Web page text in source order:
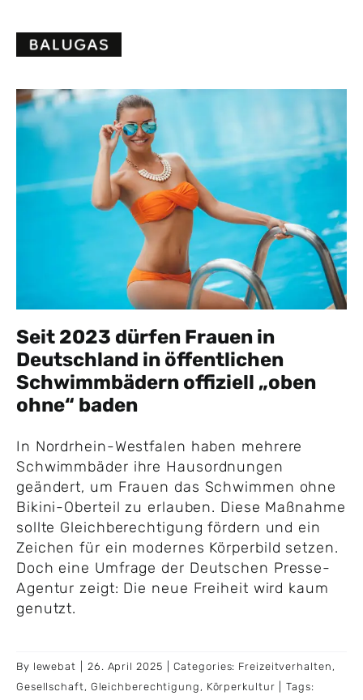
content
Seit 2023 dürfen Frauen in
Deutschland in öffentlichen
Schwimmbädern offiziell „oben
ohne“ baden
In Nordrhein-Westfalen haben mehrere
Schwimmbäder ihre Hausordnungen
geändert, um Frauen das Schwimmen ohne
Bikini-Oberteil zu erlauben. Diese Maßnahme
sollte Gleichberechtigung fördern und ein
Zeichen für ein modernes Körperbild setzen.
Doch eine Umfrage der Deutschen Presse-
Agentur zeigt: Die neue Freiheit wird kaum
genutzt.
By lewebat 26. April 2025 Categories: Freizeitverhalten ,
Gesellschaft, Gleichberechtigung , Körperkultur
Tags: